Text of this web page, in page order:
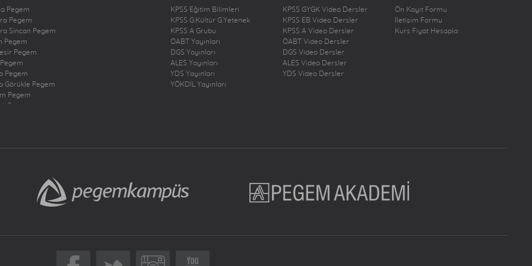
Pegem
Pegem
Sincan Pegem
Pegem
Pegem
Pegem
Görükle Pegem
Pegem
Pegem
Pegem
Dörtyol Pegem
Bakırköy Pegem
Pendik Pegem
KPSS Eğitim Bilimleri
KPSS G.Kültür G.Yetenek
KPSS A Grubu
ÖABT Yayınları
DGS Yayınları
ALES Yayınları
YDS Yayınları
YÖKDİL Yayınları
KPSS GYGK Video Dersler
KPSS EB Video Dersler
KPSS A Video Dersler
ÖABT Video Dersler
DGS Video Dersler
ALES Video Dersler
YDS Video Dersler
Ön Kayıt Formu
İletişim Formu
Kurs Fiyat Hesapla